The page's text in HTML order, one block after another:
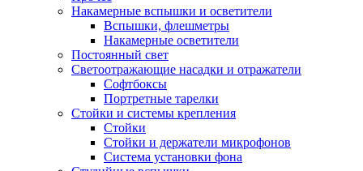
Накамерные вспышки и осветители
Вспышки, флешметры
Накамерные осветители
Постоянный свет
Светоотражающие насадки и отражатели
Софтбоксы
Портретные тарелки
Стойки и системы крепления
Стойки
Стойки и держатели микрофонов
Система установки фона